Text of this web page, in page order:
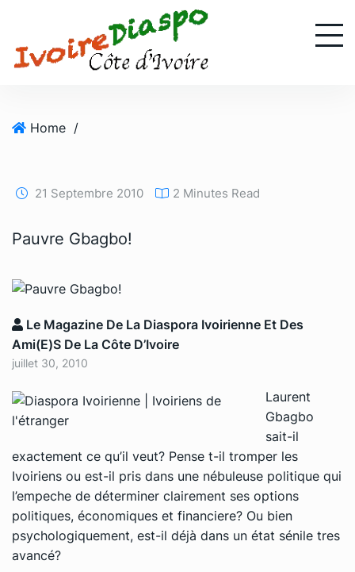
Home /
21 Septembre 2010 2 Minutes Read
Pauvre Gbagbo!
Le Magazine De La Diaspora Ivoirienne Et Des
Ami(e)s De La Côte D’Ivoire
juillet 30, 2010
Laurent
Gbagbo
sait-il
exactement ce qu’il veut? Pense t-il tromper les
Ivoiriens ou est-il pris dans une nébuleuse politique qui
l’empeche de déterminer clairement ses options
politiques, économiques et financiere? Ou bien
psychologiquement, est-il déjà dans un état sénile tres
avancé?